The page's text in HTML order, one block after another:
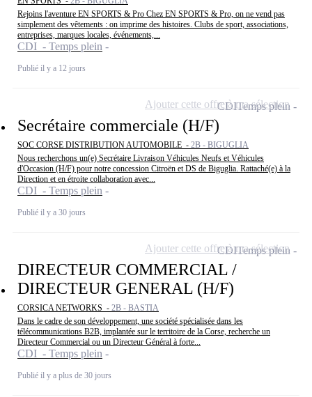
Rejoins l'aventure EN SPORTS & Pro Chez EN SPORTS & Pro, on ne vend pas
simplement des vêtements : on imprime des histoires. Clubs de sport, associations,
entreprises, marques locales, événements,...
CDI - Temps plein
Publié il y a 12 jours
Secrétaire commerciale (H/F)
SOC CORSE DISTRIBUTION AUTOMOBILE - 2B - BIGUGLIA
Nous recherchons un(e) Secrétaire Livraison Véhicules Neufs et Véhicules
d'Occasion (H/F) pour notre concession Citroën et DS de Biguglia. Rattaché(e) à la
Direction et en étroite collaboration avec...
CDI - Temps plein
Publié il y a 30 jours
CDITemps plein
Ajouter cette offre à ma sélection
DIRECTEUR COMMERCIAL /
DIRECTEUR GENERAL (H/F)
CORSICA NETWORKS - 2B - BASTIA
Dans le cadre de son développement, une société spécialisée dans les
télécommunications B2B, implantée sur le territoire de la Corse, recherche un
Directeur Commercial ou un Directeur Général à forte...
CDI - Temps plein
Publié il y a plus de 30 jours
CDITemps plein
Ajouter cette offre à ma sélection